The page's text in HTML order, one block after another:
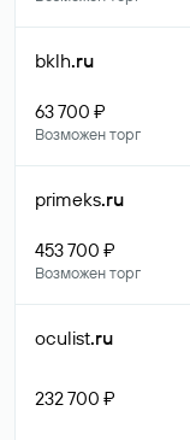
bklh.ru
63 700 ₽
Возможен торг
primeks.ru
453 700 ₽
Возможен торг
oculist.ru
232 700 ₽